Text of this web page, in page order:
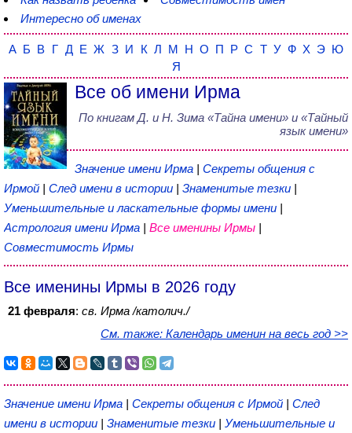
Интересно об именах
А Б В Г Д Е Ж З И К Л М Н О П Р С Т У Ф Х Э Ю
Я
Все об имени Ирма
По книгам Д. и Н. Зима «Тайна имени» и «Тайный
язык имени»
Значение имени Ирма | Секреты общения с
Ирмой | След имени в истории | Знаменитые тезки |
Уменьшительные и ласкательные формы имени |
Астрология имени Ирма | Все именины Ирмы |
Совместимость Ирмы
Все именины Ирмы в 2026 году
21 февраля: св. Ирма /католич./
См. также: Календарь именин на весь год >>
Значение имени Ирма | Секреты общения с Ирмой | След
имени в истории | Знаменитые тезки | Уменьшительные и